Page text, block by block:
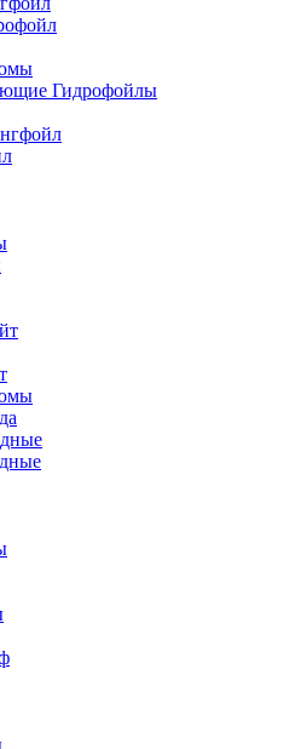
Гидрофойлы